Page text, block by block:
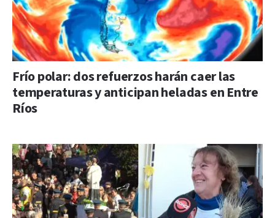
Frío polar: dos refuerzos harán caer las
temperaturas y anticipan heladas en Entre
Ríos